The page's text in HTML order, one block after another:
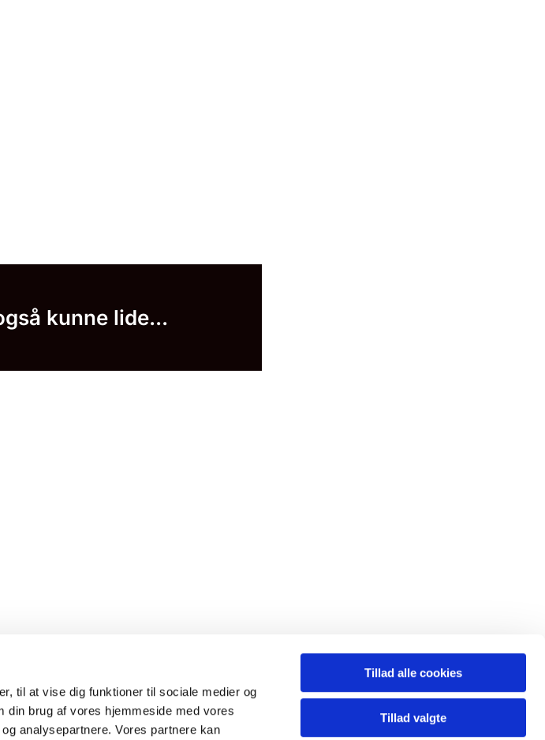
til at vise dig funktioner til sociale medier og
din brug af vores hjemmeside med vores
analysepartnere. Vores partnere kan
Tillad alle cookies
Tillad valgte
kunne lide...